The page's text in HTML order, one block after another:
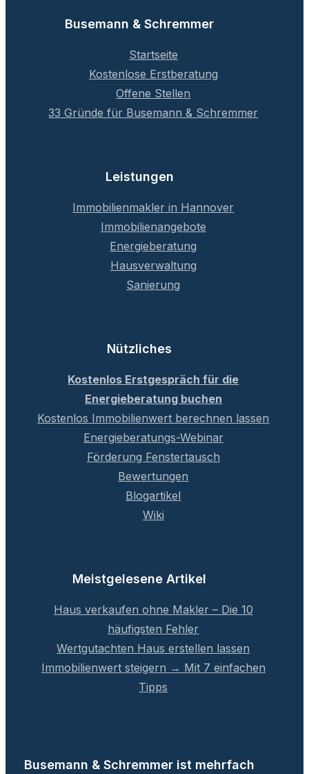
Busemann & Schremmer
Startseite
Kostenlose Erstberatung
Offene Stellen
33 Gründe für Busemann & Schremmer
Leistungen
Immobilienmakler in Hannover
Immobilienangebote
Energieberatung
Hausverwaltung
Sanierung
Nützliches
Kostenlos Erstgespräch für die
Energieberatung buchen
Kostenlos Immobilienwert berechnen lassen
Energieberatungs-Webinar
Förderung Fenstertausch
Bewertungen
Blogartikel
Wiki
Meistgelesene Artikel
Haus verkaufen ohne Makler – Die 10
häufigsten Fehler
Wertgutachten Haus erstellen lassen
Immobilienwert steigern → Mit 7 einfachen
Tipps
Busemann & Schremmer ist mehrfach